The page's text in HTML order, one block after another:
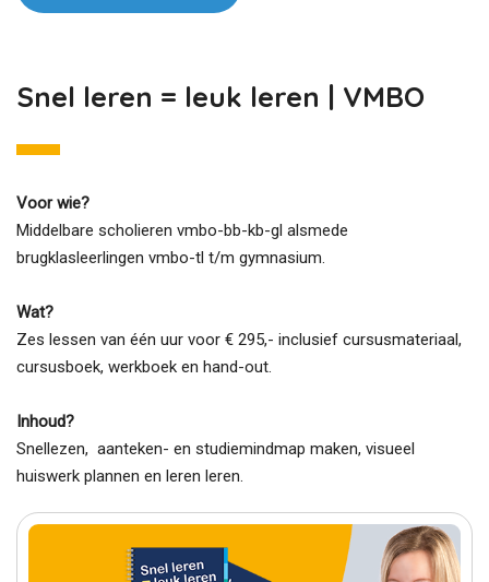
Snel leren = leuk leren | VMBO
Voor wie?
Middelbare scholieren vmbo-bb-kb-gl alsmede
brugklasleerlingen vmbo-tl t/m gymnasium.
Wat?
Zes lessen van één uur voor € 295,- inclusief cursusmateriaal,
cursusboek, werkboek en hand-out.
Inhoud?
Snellezen, aanteken- en studiemindmap maken, visueel
huiswerk plannen en leren leren.